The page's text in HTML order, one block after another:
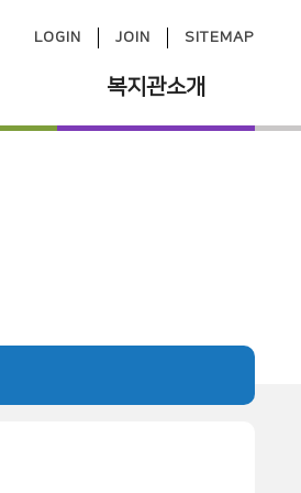
LOGIN JOIN SITEMAP
복지관소개